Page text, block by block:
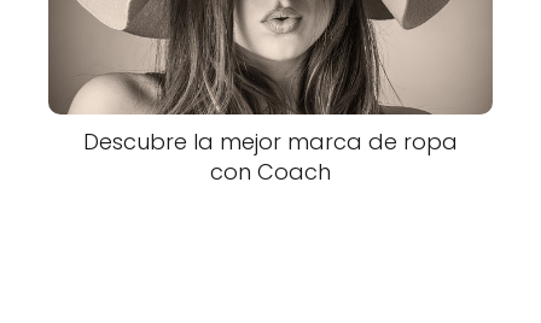
Descubre la mejor marca de ropa
con Coach